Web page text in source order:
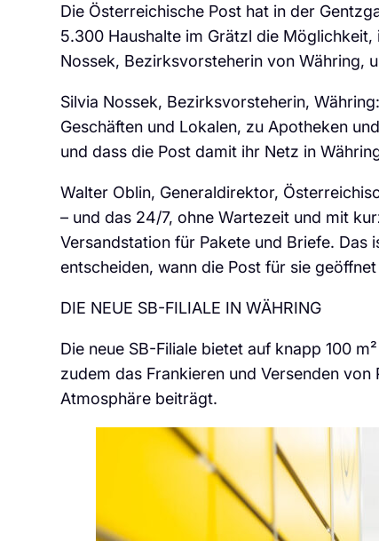
Die Österreichische Post hat in der
5.300 Haushalte im Grätzl die
Nossek, Bezirksvorsteherin von Währing,
Silvia Nossek, Bezirksvorsteherin,
Geschäften und Lokalen, zu Apotheken
und dass die Post damit ihr Netz in
Walter Oblin, Generaldirektor,
– und das 24/7, ohne Wartezeit und mit
Versandstation für Pakete und Briefe.
entscheiden, wann die Post für sie geöffnet
DIE NEUE SB-FILIALE IN WÄHRING
Die neue SB-Filiale bietet auf knapp 100
zudem das Frankieren und Versenden
Atmosphäre beiträgt.